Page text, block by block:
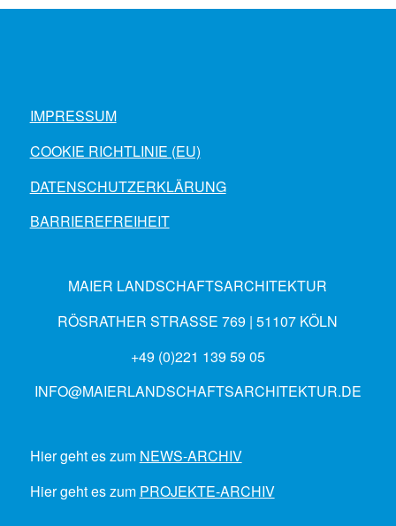
IMPRESSUM
COOKIE RICHTLINIE (EU)
DATENSCHUTZERKLÄRUNG
BARRIEREFREIHEIT
MAIER LANDSCHAFTSARCHITEKTUR
RÖSRATHER STRASSE 769 | 51107 KÖLN
+49 (0)221 139 59 05
INFO@MAIERLANDSCHAFTSARCHITEKTUR.DE
Hier geht es zum NEWS-ARCHIV
Hier geht es zum PROJEKTE-ARCHIV